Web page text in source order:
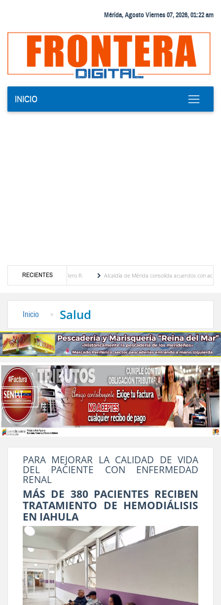
Mérida, Agosto Viernes 07, 2026, 01:22 am
INICIO
RECIENTES
Cordero R.
Alcaldía de Mérida consolida acuerdos con adjudicatarios del
Inicio Salud
PARA MEJORAR LA CALIDAD DE VIDA
DEL PACIENTE CON ENFERMEDAD
RENAL
MÁS DE 380 PACIENTES RECIBEN
TRATAMIENTO DE HEMODIÁLISIS
EN IAHULA